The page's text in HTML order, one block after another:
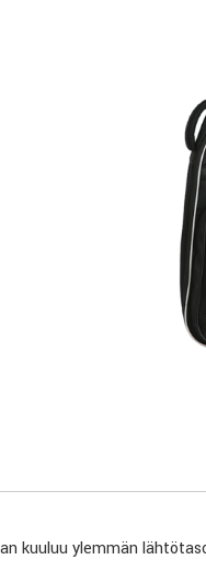
kuuluu ylemmän